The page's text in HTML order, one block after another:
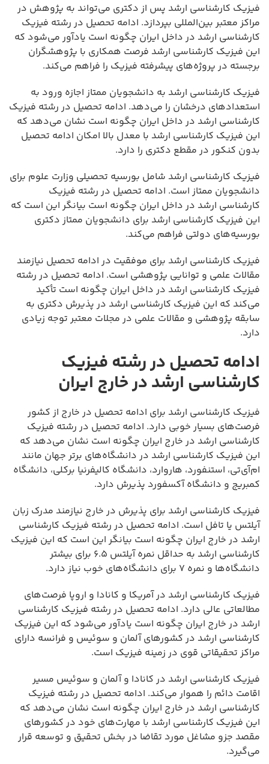
فیزیک کارشناسی ارشد پس از دکتری می‌تواند به پژوهش در
مراکز معتبر بین‌المللی بپردازد. ادامه تحصیل در رشته فیزیک
کارشناسی ارشد در داخل ایران چگونه است یادآور می‌شود که
این فیزیک کارشناسی ارشد فرصت همکاری با پژوهشگران
برجسته در پروژه‌های پیشرفته فیزیک را فراهم می‌کند.
فیزیک کارشناسی ارشد به دانشجویان ممتاز اجازه ورود به
استعدادهای درخشان را می‌دهد. ادامه تحصیل در رشته فیزیک
کارشناسی ارشد در داخل ایران چگونه است نشان می‌دهد که
این فیزیک کارشناسی ارشد با معدل بالا امکان ادامه تحصیل
بدون کنکور در مقطع دکتری را دارد.
فیزیک کارشناسی ارشد شامل بورسیه تحصیلی وزارت علوم برای
دانشجویان ممتاز است. ادامه تحصیل در رشته فیزیک
کارشناسی ارشد در داخل ایران چگونه است بیانگر این است که
این فیزیک کارشناسی ارشد برای دانشجویان ممتاز دکتری
بورسیه‌های دولتی فراهم می‌کند.
فیزیک کارشناسی ارشد برای موفقیت در ادامه تحصیل نیازمند
مقالات علمی و توانایی پژوهشی است. ادامه تحصیل در رشته
فیزیک کارشناسی ارشد در داخل ایران چگونه است تأکید
می‌کند که این فیزیک کارشناسی ارشد در پذیرش دکتری به
سابقه پژوهشی و مقالات علمی در مجلات معتبر توجه زیادی
دارد.
ادامه تحصیل در رشته فیزیک
کارشناسی ارشد در خارج ایران
فیزیک کارشناسی ارشد برای ادامه تحصیل در خارج از کشور
فرصت‌های بسیار خوبی دارد. ادامه تحصیل در رشته فیزیک
کارشناسی ارشد در خارج ایران چگونه است نشان می‌دهد که
این فیزیک کارشناسی ارشد در دانشگاه‌های برتر جهان مانند
ام‌آی‌تی، استنفورد، هاروارد، دانشگاه کالیفرنیا برکلی، دانشگاه
کمبریج و دانشگاه آکسفورد پذیرش دارد.
فیزیک کارشناسی ارشد برای پذیرش در خارج نیازمند مدرک زبان
آیلتس یا تافل است. ادامه تحصیل در رشته فیزیک کارشناسی
ارشد در خارج ایران چگونه است بیانگر این است که این فیزیک
کارشناسی ارشد به حداقل نمره آیلتس ۶.۵ برای بیشتر
دانشگاه‌ها و نمره ۷ برای دانشگاه‌های خوب نیاز دارد.
فیزیک کارشناسی ارشد در آمریکا و کانادا و اروپا فرصت‌های
مطالعاتی عالی دارد. ادامه تحصیل در رشته فیزیک کارشناسی
ارشد در خارج ایران چگونه است یادآور می‌شود که این فیزیک
کارشناسی ارشد در کشورهای آلمان و سوئیس و فرانسه دارای
مراکز تحقیقاتی قوی در زمینه فیزیک است.
فیزیک کارشناسی ارشد در کانادا و آلمان و سوئیس مسیر
اقامت دائم را هموار می‌کند. ادامه تحصیل در رشته فیزیک
کارشناسی ارشد در خارج ایران چگونه است نشان می‌دهد که
این فیزیک کارشناسی ارشد با مهارت‌های خود در کشورهای
مقصد جزو مشاغل مورد تقاضا در بخش تحقیق و توسعه قرار
می‌گیرد.